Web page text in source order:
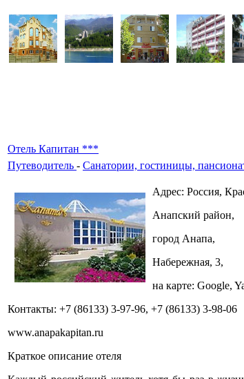
Отель Капитан ***
Путеводитель - Санатории, гостиницы,
Адрес: Россия,
Анапский район,
город Анапа,
Набережная, 3,
на карте: Google,
Контакты: +7 (86133) 3-97-96, +7 (86133) 3-98-06
www.anapakapitan.ru
Краткое описание отеля